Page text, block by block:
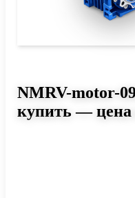
NMRV-motor-
купить — цена